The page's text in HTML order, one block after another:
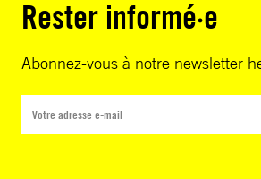
Rester informé·e
Abonnez-vous à notre newsletter